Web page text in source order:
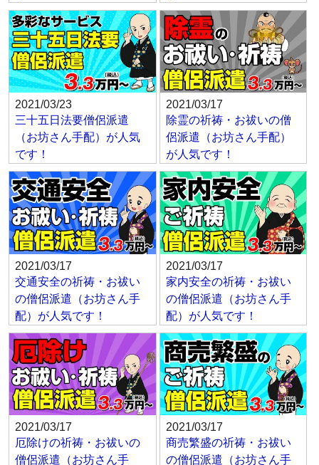
2021/03/23
三十五日法要僧侶派遣
（お坊さん手配）が人気
です！
2021/03/17
除霊の祈祷・お祓いの僧
侶派遣（お坊さん手配）
が人気です！
2021/03/17
交通安全の祈祷・お祓い
の僧侶派遣（お坊さん手
配）が人気です！
2021/03/17
家内安全の祈祷・お祓い
の僧侶派遣（お坊さん手
配）が人気です！
2021/03/17
厄除けの祈祷・お祓いの
僧侶派遣（お坊さん手
2021/03/17
商売繁盛の祈祷・お祓い
の僧侶派遣（お坊さん手